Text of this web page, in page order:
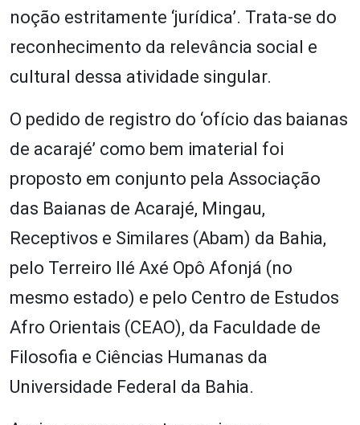
noção estritamente ‘jurídica’. Trata-se do
reconhecimento da relevância social e
cultural dessa atividade singular.
O pedido de registro do ‘ofício das baianas
de acarajé’ como bem imaterial foi
proposto em conjunto pela Associação
das Baianas de Acarajé, Mingau,
Receptivos e Similares (Abam) da Bahia,
pelo Terreiro Ilé Axé Opô Afonjá (no
mesmo estado) e pelo Centro de Estudos
Afro Orientais (CEAO), da Faculdade de
Filosofia e Ciências Humanas da
Universidade Federal da Bahia.